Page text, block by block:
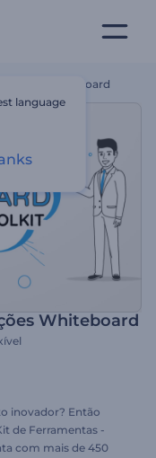
Whiteboard
Whiteboard
inovador? Então
de Ferramentas -
com mais de 450
language